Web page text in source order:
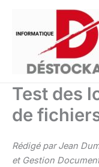
contenu
Test des
de
Rédigé par Jean
et Gestion